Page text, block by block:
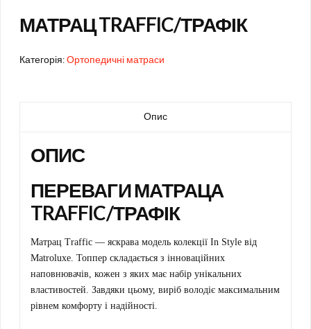
МАТРАЦ TRAFFIC/ТРАФІК
Категорія:Ортопедичні матраси
Опис
ОПИС
ПЕРЕВАГИ МАТРАЦА
TRAFFIC/ТРАФІК
Матрац Traffic — яскрава модель колекції In Style від
Matroluxe. Топпер складається з інноваційних
наповнювачів, кожен з яких має набір унікальних
властивостей. Завдяки цьому, виріб володіє максимальним
рівнем комфорту і надійності.